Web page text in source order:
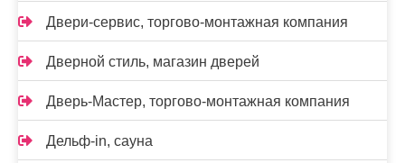
Двери-сервис, торгово-монтажная компания
Дверной стиль, магазин дверей
Дверь-Мастер, торгово-монтажная компания
Дельф-in, сауна